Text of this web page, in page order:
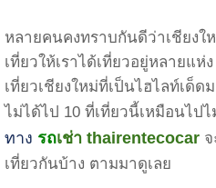
หลายคนคงทราบกันดีว่าเชียงใ
เที่ยวให้เราได้เที่ยวอยู่หลายแห่
เที่ยวเชียงใหม่ที่เป็นไฮไลท์เด็
ไม่ได้ไป 10 ที่เที่ยวนี้เหมือนไปไ
ทาง รถเช่า thairentecocar
เที่ยวกันบ้าง ตามมาดูเลย